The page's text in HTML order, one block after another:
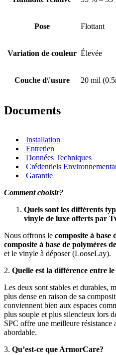
Pose Flottant
Variation de couleur Élevée
Couche d\'usure 20 mil
Documents
Installation
Entretien
Données Techniques
Crédentiels
Garantie
Comment choisir?
Quels sont les différents
vinyle de luxe offerts par
Nous offrons le composite à base
composite à base de polymères
et le vinyle à déposer (LooseLay).
2. Quelle est la différence entre
Les deux sont stables et durables,
plus dense en raison de sa
conviennent bien aux espaces
plus souple et plus silencieux lors
SPC offre une meilleure
abordable.
3. Qu’est-ce que ArmorCare?